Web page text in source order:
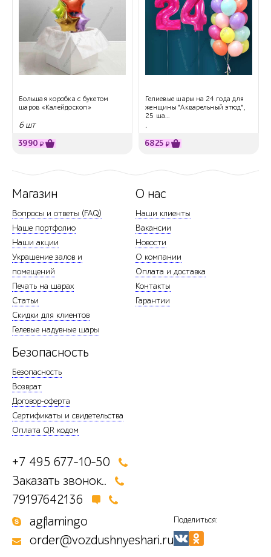
Большая коробка с букетом
шаров «Калейдоскоп»
6 шт
3990 ₽
Гелиевые шары на 24 года для
женщины "Акварельный этюд",
25 ша...
.
6825 ₽
Магазин
Вопросы и ответы (FAQ)
Наше портфолио
Наши акции
Украшение залов и
помещений
Печать на шарах
Статьи
Скидки для клиентов
Гелевые надувные шары
О нас
Наши клиенты
Вакансии
Новости
О компании
Оплата и доставка
Контакты
Гарантии
Безопасность
Безопасность
Возврат
Договор-оферта
Сертификаты и свидетельства
Оплата QR кодом
+7 495 677-10-50
Заказать звонок..
79197642136
agflamingo
order@vozdushnyeshari.ru
Поделиться: